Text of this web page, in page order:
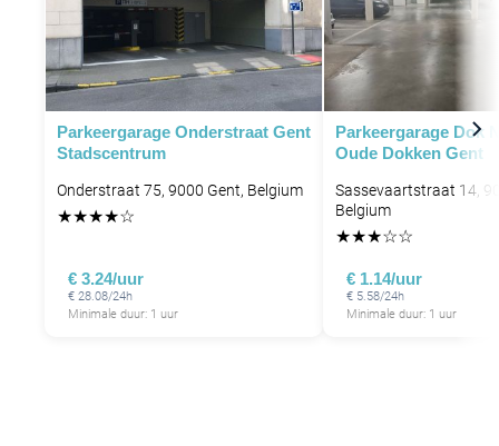
P
Parkeergarage Onderstraat Gent
Stadscentrum
Onderstraat 75, 9000 Gent, Belgium
★★★★☆
€ 3.24/uur
€ 28.08/24h
Minimale duur: 1 uur
Parkeergarage Dok
Oude Dokken Gent
Sassevaartstraat 14,
Belgium
★★★☆☆
€ 1.14/uur
€ 5.58/24h
Minimale duur: 1 uur